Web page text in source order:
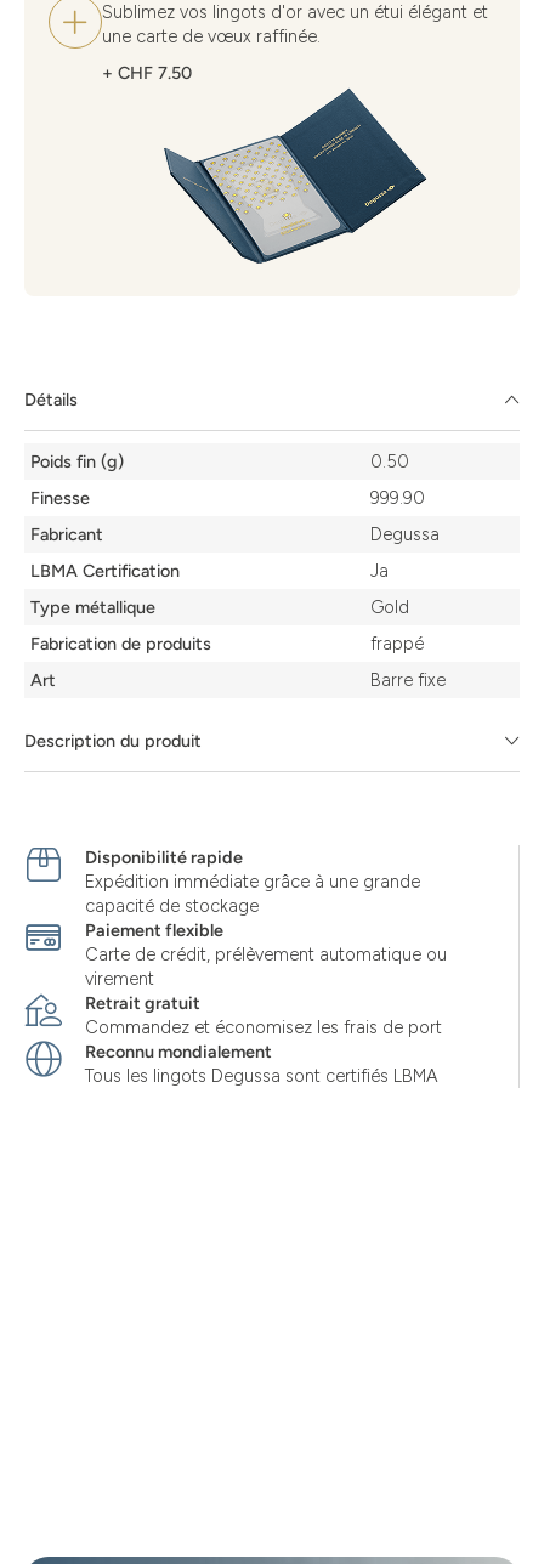
Sublimez vos lingots d'or avec un étui élégant et
une carte de vœux raffinée.
+ CHF 7.50
Détails
Description du produit
Détails
Poids fin (g)
0.50
Finesse
999.90
Fabricant
Degussa
LBMA Certification
Ja
Type métallique
Gold
Fabrication de produits
frappé
Art
Barre fixe
Disponibilité rapide
Expédition immédiate grâce à une grande
capacité de stockage
Paiement flexible
Carte de crédit, prélèvement automatique ou
virement
Retrait gratuit
Commandez et économisez les frais de port
Reconnu mondialement
Tous les lingots Degussa sont certifiés LBMA